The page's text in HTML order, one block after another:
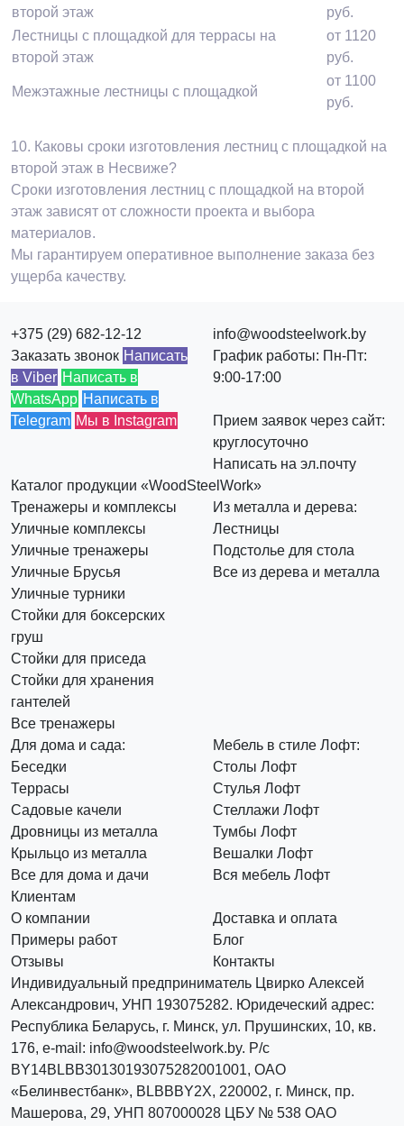
второй этаж
руб.
Лестницы с площадкой для террасы на
второй этаж
от 1120
руб.
Межэтажные лестницы с площадкой
от 1100
руб.
10. Каковы сроки изготовления лестниц с площадкой на
второй этаж в Несвиже?
Сроки изготовления лестниц с площадкой на второй
этаж зависят от сложности проекта и выбора
материалов.
Мы гарантируем оперативное выполнение заказа без
ущерба качеству.
+375 (29) 682-12-12
Заказать звонок Написать
в Viber Написать в
WhatsApp Написать в
Telegram Мы в Instagram
info@woodsteelwork.by
График работы: Пн-Пт:
9:00-17:00
Прием заявок через сайт:
круглосуточно
Написать на эл.почту
Каталог продукции «WoodSteelWork»
Тренажеры и комплексы
Уличные комплексы
Уличные тренажеры
Уличные Брусья
Уличные турники
Стойки для боксерских
груш
Стойки для приседа
Стойки для хранения
гантелей
Все тренажеры
Из металла и дерева:
Лестницы
Подстолье для стола
Все из дерева и металла
Для дома и сада:
Беседки
Террасы
Садовые качели
Дровницы из металла
Крыльцо из металла
Все для дома и дачи
Мебель в стиле Лофт:
Столы Лофт
Стулья Лофт
Стеллажи Лофт
Тумбы Лофт
Вешалки Лофт
Вся мебель Лофт
Клиентам
О компании
Доставка и оплата
Примеры работ
Блог
Отзывы
Контакты
Индивидуальный предприниматель Цвирко Алексей
Александрович, УНП 193075282. Юридеческий адрес:
Республика Беларусь, г. Минск, ул. Прушинских, 10, кв.
176, e-mail: info@woodsteelwork.by. Р/с
BY14BLBB30130193075282001001, ОАО
«Белинвестбанк», BLBBBY2X, 220002, г. Минск, пр.
Машерова, 29, УНП 807000028 ЦБУ № 538 ОАО